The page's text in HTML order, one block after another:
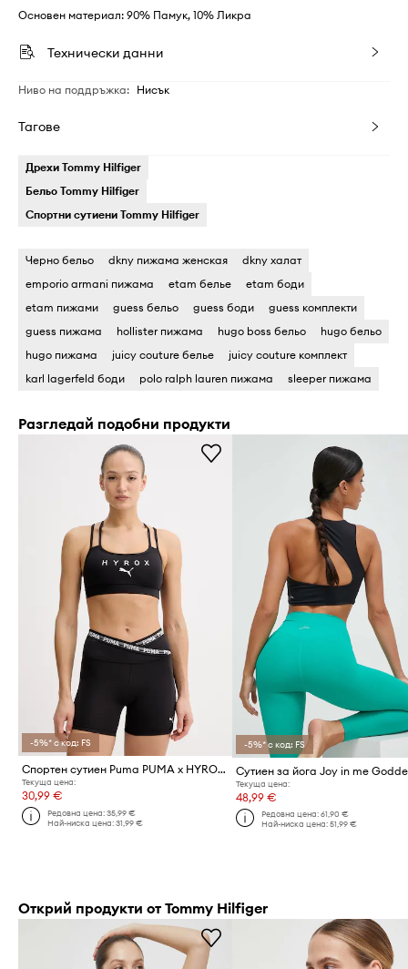
Основен материал: 90% Памук, 10% Ликра
Технически данни
Ниво на поддръжка: Нисък
Тагове
Дрехи Tommy Hilfiger
Бельо Tommy Hilfiger
Спортни сутиени Tommy Hilfiger
Черно бельо dkny пижама женская
dkny халат
emporio armani пижама
etam белье
etam боди
etam пижами
guess бельо guess боди
guess комплекти
guess пижама
hollister пижама hugo boss бельо
hugo бельо
hugo пижама
juicy couture белье
juicy couture комплект
karl lagerfeld боди
polo ralph lauren пижама sleeper пижама
Разгледай подобни продукти
-5%* с код: FS
Спортен сутиен Puma PUMA x HYROX
Текуща цена:
30,99 €
Редовна цена:35,99 €
Най-ниска цена:31,99 €
-5%* с код: FS
Сутиен за йога Joy in me
Текуща цена:
48,99 €
Редовна цена: 61,90 €
Най-ниска цена: 51,99 €
Открий продукти от Tommy Hilfiger